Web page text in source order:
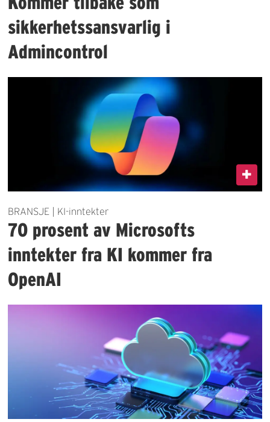
sikkerhetssansvarlig i
Admincontrol
BRANSJE | KI-inntekter
70 prosent av Microsofts
inntekter fra KI kommer fra
OpenAI